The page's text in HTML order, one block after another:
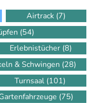
Airtrack (7)
(54)
Erlebnistücher (8)
& Schwingen (28)
Turnsaal (101)
(75)